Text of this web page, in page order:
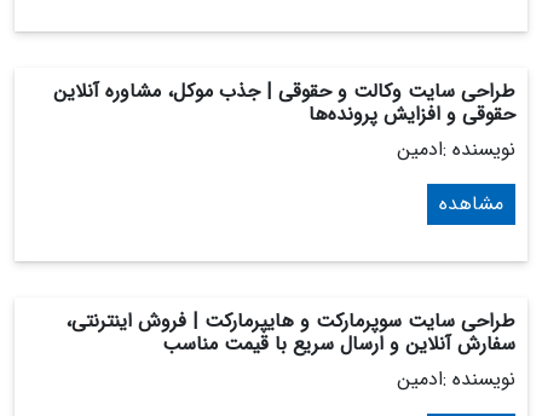
طراحی سایت وکالت و حقوقی | جذب موکل، مشاوره آنلاین
حقوقی و افزایش پرونده‌ها
نویسنده :ادمین
مشاهده
طراحی سایت سوپرمارکت و هایپرمارکت | فروش اینترنتی،
سفارش آنلاین و ارسال سریع با قیمت مناسب
نویسنده :ادمین